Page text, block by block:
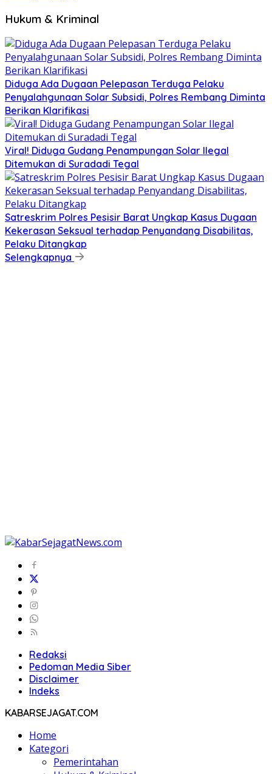
Hukum & Kriminal
Diduga Ada Dugaan Pelepasan Terduga Pelaku
Penyalahgunaan Solar Subsidi, Polres Rembang Diminta
Berikan Klarifikasi
Viral! Diduga Gudang Penampungan Solar Ilegal
Ditemukan di Suradadi Tegal
Satreskrim Polres Pesisir Barat Ungkap Kasus Dugaan
Kekerasan Seksual terhadap Penyandang Disabilitas,
Pelaku Ditangkap
Selengkapnya
Redaksi
Pedoman Media Siber
Disclaimer
Indeks
KABARSEJAGAT.COM
Home
Kategori
Pemerintahan